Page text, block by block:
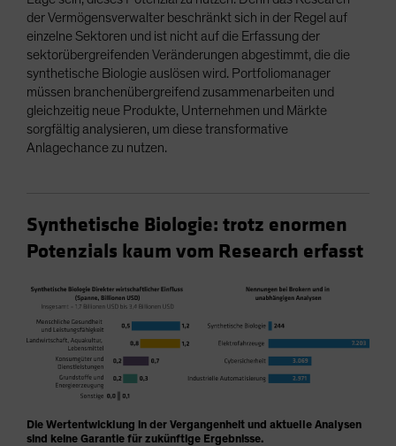
der Vermögensverwalter beschränkt sich in der Regel auf
einzelne Sektoren und ist nicht auf die Erfassung der
sektorübergreifenden Veränderungen abgestimmt, die die
synthetische Biologie auslösen wird. Portfoliomanager
müssen branchenübergreifend zusammenarbeiten und
gleichzeitig neue Produkte, Unternehmen und Märkte
sorgfältig analysieren, um diese transformative
Anlagechance zu nutzen.
Synthetische Biologie: trotz enormen
Potenzials kaum vom Research erfasst
Die Wertentwicklung in der Vergangenheit und aktuelle Analysen
sind keine Garantie für zukünftige Ergebnisse.